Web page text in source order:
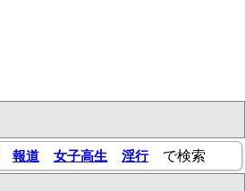
報道 女子高生 淫行で検索